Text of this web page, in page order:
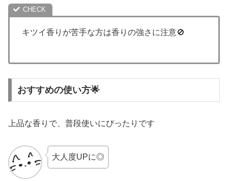
キツイ香りが苦手な方は香りの強さに注意🚫
おすすめの使い方🌟
上品な香りで、普段使いにぴったりです
大人度UPに◎